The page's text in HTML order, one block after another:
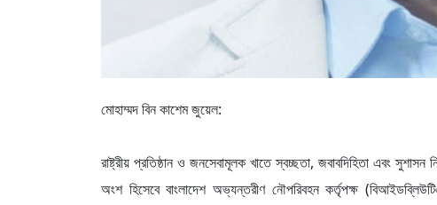
মোহাম্মদ বিন কাশেম জুয়েল:
রাষ্ট্রীয় প্রতিষ্ঠান ও জনসেবামূলক খাতে স্বচ্ছতা, জবাবদিহিতা এবং
অংশ হিসেবে বাংলাদেশ অভ্যন্তরীণ নৌপরিবহন কর্তৃপক্ষ